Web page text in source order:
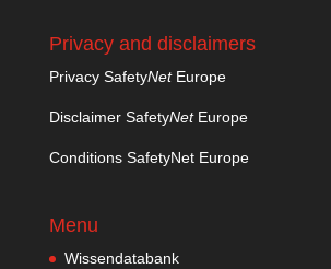
Privacy and disclaimers
Privacy SafetyNetEurope
Disclaimer SafetyNetEurope
Conditions SafetyNet Europe
Menu
Wissendatabank